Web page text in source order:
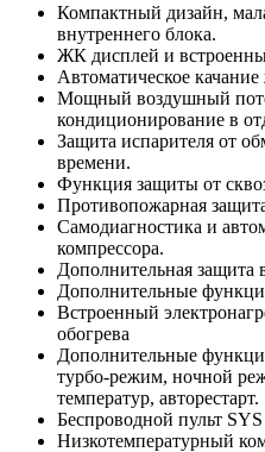
Компактный дизайн,
внутреннего блока.
ЖК дисплей и
Автоматическое
Мощный воздушный
кондиционирование в
Защита испарителя от
времени.
Функция защиты от
Противопожарная
Самодиагностика и
компрессора.
Дополнительная защита
Дополнительные
Встроенный
обогрева
Дополнительные
турбо-режим, ночной
температур, авторестарт.
Беспроводной пульт
Низкотемпературный